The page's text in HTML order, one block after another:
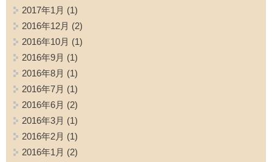
2017年1月 (1)
2016年12月 (2)
2016年10月 (1)
2016年9月 (1)
2016年8月 (1)
2016年7月 (1)
2016年6月 (2)
2016年3月 (1)
2016年2月 (1)
2016年1月 (2)